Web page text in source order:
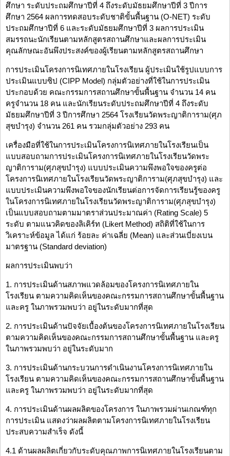
ศึกษา ระดับประถมศึกษาปีที่ 4 ถึงระดับมัธยมศึกษาปีที่ 3 ปีการ
ศึกษา 2564 ผลการทดสอบระดับชาติขั้นพื้นฐาน (O-NET) ระดับ
ประถมศึกษาปีที่ 6 และระดับมัธยมศึกษาปีที่ 3 ผลการประเมิน
สมรรถนะนักเรียนตามหลักสูตรสถานศึกษาและผลการประเมิน
คุณลักษณะอันพึงประสงค์ของผู้เรียนตามหลักสูตรสถานศึกษา
การประเมินโครงการนิเทศภายในโรงเรียน ผู้ประเมินใช้รูปแบบการ
ประเมินแบบซิป (CIPP Model) กลุ่มตัวอย่างที่ใช้ในการประเมิน
ประกอบด้วย คณะกรรมการสถานศึกษาขั้นพื้นฐาน จำนวน 14 คน
ครูจำนวน 18 คน และนักเรียนระดับประถมศึกษาปีที่ 4 ถึงระดับ
มัธยมศึกษาปีที่ 3 ปีการศึกษา 2564 โรงเรียนวัดพระญาติการาม(ศุภ
สุขบำรุง) จำนวน 261 คน รวมกลุ่มตัวอย่าง 293 คน
เครื่องมือที่ใช้ในการประเมินโครงการนิเทศภายในโรงเรียนเป็น
แบบสอบถามการประเมินโครงการนิเทศภายในโรงเรียนวัดพระ
ญาติการาม(ศุภสุขบำรุง) แบบประเมินความพึงพอใจของครูต่อ
โครงการนิเทศภายในโรงเรียนวัดพระญาติการาม(ศุภสุขบำรุง) และ
แบบประเมินความพึงพอใจของนักเรียนต่อการจัดการเรียนรู้ของครู
ในโครงการนิเทศภายในโรงเรียนวัดพระญาติการาม(ศุภสุขบำรุง)
เป็นแบบสอบถามตามมาตราส่วนประมาณค่า (Rating Scale) 5
ระดับ ตามแนวคิดของลิเคิร์ท (Likert Method) สถิติที่ใช้ในการ
วิเคราะห์ข้อมูล ได้แก่ ร้อยละ ค่าเฉลี่ย (Mean) และส่วนเบี่ยงเบน
มาตรฐาน (Standard deviation)
ผลการประเมินพบว่า
1. การประเมินด้านสภาพแวดล้อมของโครงการนิเทศภายใน
โรงเรียน ตามความคิดเห็นของคณะกรรมการสถานศึกษาขั้นพื้นฐาน
และครู ในภาพรวมพบว่า อยู่ในระดับมากที่สุด
2. การประเมินด้านปัจจัยเบื้องต้นของโครงการนิเทศภายในโรงเรียน
ตามความคิดเห็นของคณะกรรมการสถานศึกษาขั้นพื้นฐาน และครู
ในภาพรวมพบว่า อยู่ในระดับมาก
3. การประเมินด้านกระบวนการดำเนินงานโครงการนิเทศภายใน
โรงเรียน ตามความคิดเห็นของคณะกรรมการสถานศึกษาขั้นพื้นฐาน
และครู ในภาพรวมพบว่า อยู่ในระดับมากที่สุด
4. การประเมินด้านผลผลิตของโครงการ ในภาพรวมผ่านเกณฑ์ทุก
การประเมิน แสดงว่าผลผลิตตามโครงการนิเทศภายในโรงเรียน
ประสบความสำเร็จ ดังนี้
4.1 ด้านผลผลิตเกี่ยวกับระดับคุณภาพการนิเทศภายในโรงเรียนตาม